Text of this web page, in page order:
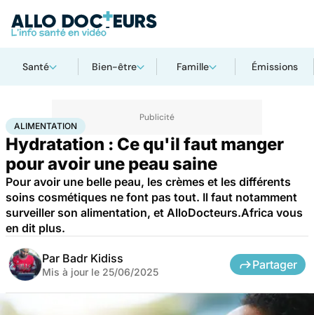
Santé Bien-être Famille Émissions
AccueilBien-être Nutrition Alimentation
ALIMENTATION
Hydratation : Ce qu'il faut manger
pour avoir une peau saine
Pour avoir une belle peau, les crèmes et les différents
soins cosmétiques ne font pas tout. Il faut notamment
surveiller son alimentation, et AlloDocteurs.Africa vous
en dit plus.
Par Badr Kidiss
Mis à jour le 25/06/2025
Partager